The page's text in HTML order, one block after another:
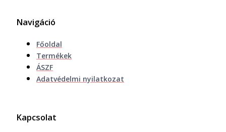
Navigáció
Főoldal
Termékek
ÁSZF
Adatvédelmi nyilatkozat
Kapcsolat